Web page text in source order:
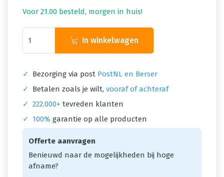
Voor 21.00 besteld, morgen in huis!
In winkelwagen
✓ Bezorging via post PostNL en Berser
✓
Betalen zoals je wilt, vooraf of achteraf
✓ 222.000+ tevreden klanten
✓
100% garantie op alle producten
Offerte aanvragen
Benieuwd naar de mogelijkheden bij hoge
afname?